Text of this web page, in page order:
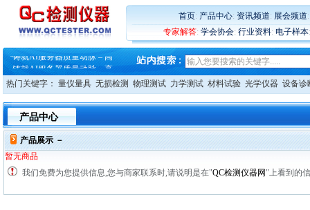
首页: 产品中心: 资讯频道: 展会频道
专家解答: 学会协会: 行业资料: 电子样本
蔡司和亿纬锂能达成战略合作
大牌云集 买家升级 ——26
蔡司软件 | 高效变形分析能
·铸就AI服务器质量动脉 – 高
·铸就AI服务器质量动脉 – 高
·ZEISS BOSELLO ADR 让内部缺
·蔡司和亿纬锂能达成战略合作
热门关键字： 量仪量具 无损检测 物理测试 力学测试 材料试验 光学仪器 设备诊
产品中心
产品展示 －
暂无商品
我们免费为您提供信息,您与商家联系时,请说明是在"QC检测仪器网"上看到的